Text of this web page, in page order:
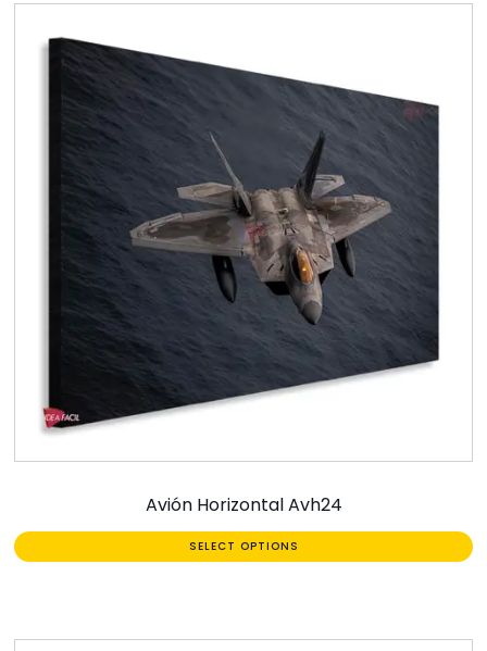
Avión Horizontal Avh24
SELECT OPTIONS